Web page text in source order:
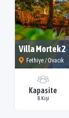
Villa Mortek 2
Fethiye / Ovacık
Kapasite
8 Kişi